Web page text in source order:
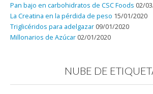
Pan bajo en carbohidratos de CSC Foods 02/
La Creatina en la pérdida de peso 15/01/2020
Triglicéridos para adelgazar 09/01/2020
Millonarios de Azúcar 02/01/2020
NUBE DE